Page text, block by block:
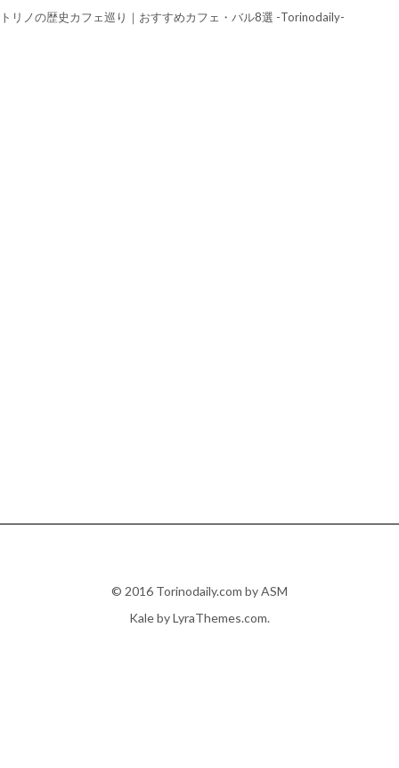
トリノの歴史カフェ巡り｜おすすめカフェ・バル8選 -Torinodaily-
© 2016 Torinodaily.com by ASM
Kaleby LyraThemes.com.